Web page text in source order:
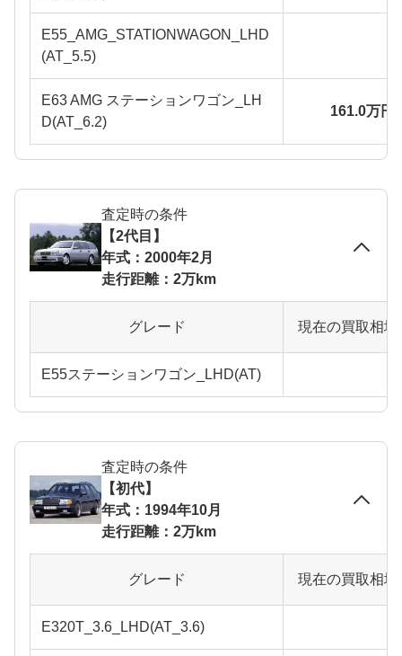
E55_AMG_STATIONWAGON_LHD
(AT_5.5)
E63 AMG ステーションワゴン_LH
D(AT_6.2)
161.0万円
査定時の条件
【2代目】
年式：2000年2月
走行距離：2万km
グレード 現在の買取相
E55ステーションワゴン_LHD(AT)
査定時の条件
【初代】
年式：1994年10月
走行距離：2万km
グレード 現在の買取相
E320T_3.6_LHD(AT_3.6)